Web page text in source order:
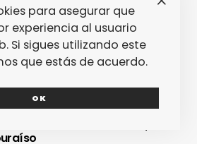
2024 convirtió a Ourense en
del Cool Britannia
crónica confirma que Paredes
para asegurar que
experiencia al usuario
Si sigues utilizando este
que estás de acuerdo.
OK